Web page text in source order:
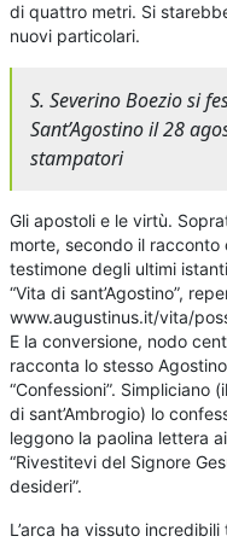
di quattro metri. Si
nuovi particolari.
S. Severino Boezio si
Sant’Agostino il 28
stampatori
Gli apostoli e le virtù.
morte, secondo il racconto
testimone degli ultimi
“Vita di sant’Agostino”,
www.augustinus.it/vita/
E la conversione, nodo
racconta lo stesso
“Confessioni”. Simpliciano
di sant’Ambrogio) lo
leggono la paolina lettera
“Rivestitevi del Signore
desideri”.
L’arca ha vissuto